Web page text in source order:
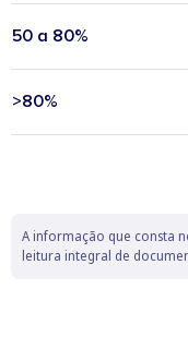
50 a 80%
>80%
A informação que consta
leitura integral de